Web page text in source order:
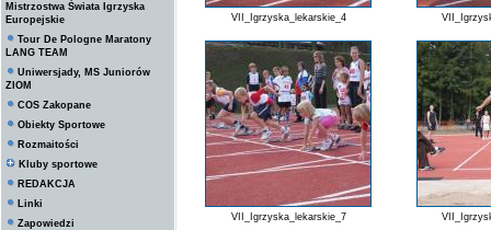
Mistrzostwa Świata Igrzyska
Europejskie
Tour De Pologne Maratony
LANG TEAM
Uniwersjady, MS Juniorów
ZIOM
COS Zakopane
Obiekty Sportowe
Rozmaitości
Kluby sportowe
REDAKCJA
Linki
Zapowiedzi
VII_Igrzyska_lekarskie_4
VII_Igrzyska_lekarskie_7